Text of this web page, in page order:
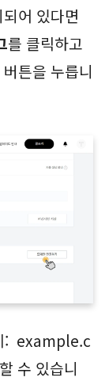
어 있다면
를 클릭하고
튼을 누릅니
: example.c
수 있습니